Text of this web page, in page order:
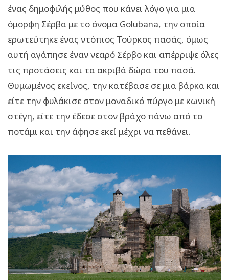
ένας δημοφιλής μύθος που κάνει λόγο για μια
όμορφη Σέρβα με το όνομα Golubana, την οποία
ερωτεύτηκε ένας ντόπιος Τούρκος πασάς, όμως
αυτή αγάπησε έναν νεαρό Σέρβο και απέρριψε όλες
τις προτάσεις και τα ακριβά δώρα του πασά.
Θυμωμένος εκείνος, την κατέβασε σε μια βάρκα και
είτε την φυλάκισε στον μοναδικό πύργο με κωνική
στέγη, είτε την έδεσε στον βράχο πάνω από το
ποτάμι και την άφησε εκεί μέχρι να πεθάνει.